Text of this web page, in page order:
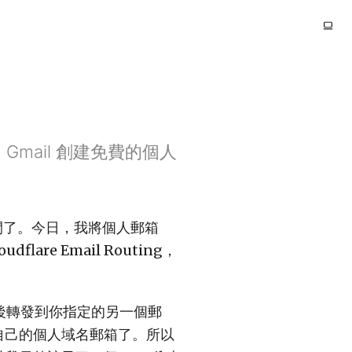
創建免費的個人
。今日，我將個人郵箱
Email Routing，
發到你指定的另一個郵
的個人域名郵箱了。所以